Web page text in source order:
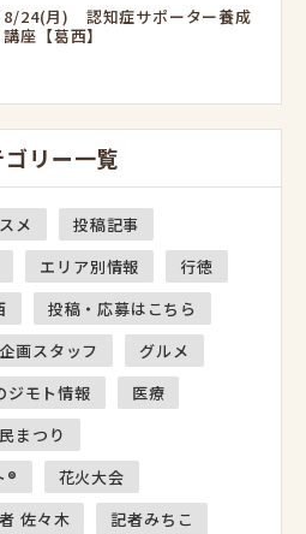
8/24(月) 認知症サポーター養成
講座【葛西】
ゴリー一覧
メ
投稿記事
エリア別情報
行徳
投稿・応募はこちら
画スタッフ
グルメ
ジモト情報
医療
まつり
®
花火大会
佐々木
記者みちこ